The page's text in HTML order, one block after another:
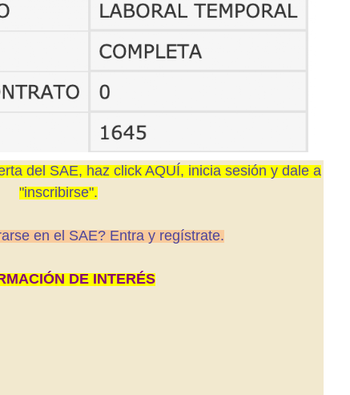
del SAE, haz click AQUÍ, inicia sesión y dale a
"inscribirse".
en el SAE? Entra y regístrate.
DE INTERÉS